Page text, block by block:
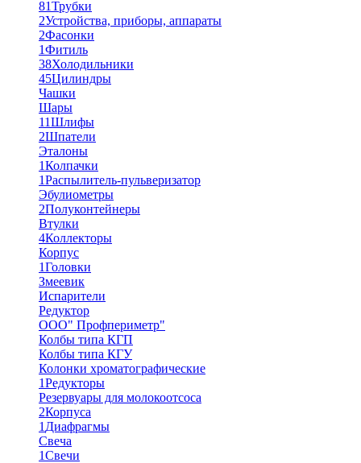
81Трубки
2Устройства, приборы, аппараты
2Фасонки
1Фитиль
38Холодильники
45Цилиндры
Чашки
Шары
11Шлифы
2Шпатели
Эталоны
1Колпачки
1Распылитель-пульверизатор
Эбулиометры
2Полуконтейнеры
Втулки
4Коллекторы
Корпус
1Головки
Змеевик
Испарители
Редуктор
ООО" Профпериметр"
Колбы типа КГП
Колбы типа КГУ
Колонки хроматографические
1Редукторы
Резервуары для молокоотсоса
2Корпуса
1 Диафрагмы
Свеча
1Свечи